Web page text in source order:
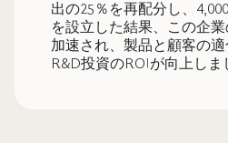
出の25％を再配分し、
を設立した結果、この企
加速され、製品と顧客の適
R&D投資のROIが向上しま